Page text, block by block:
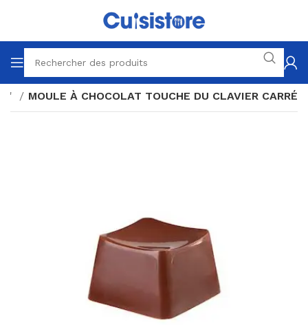
MOULE À CHOCOLAT TOUCHE DU CLAVIER CARRÉ